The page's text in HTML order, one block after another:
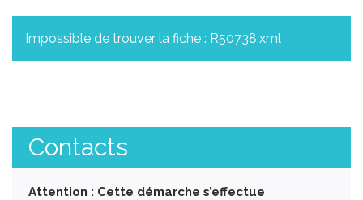
Impossible de trouver la fiche : R50738.xml
Contacts
Attention : Cette démarche s’effectue